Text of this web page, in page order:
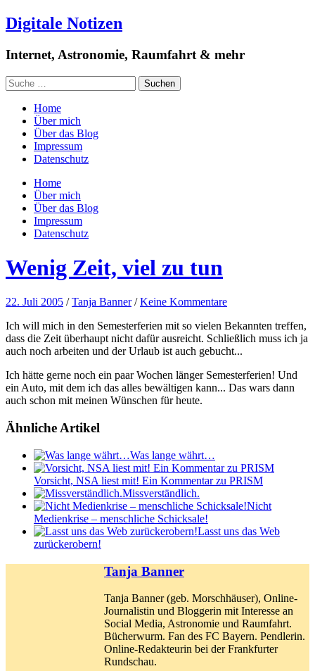
Digitale Notizen
Internet, Astronomie, Raumfahrt & mehr
Home
Über mich
Über das Blog
Impressum
Datenschutz
Home
Über mich
Über das Blog
Impressum
Datenschutz
Wenig Zeit, viel zu tun
22. Juli 2005 /Tanja Banner /Keine Kommentare
Ich will mich in den Semesterferien mit so vielen Bekannten treffen,
dass die Zeit überhaupt nicht dafür ausreicht. Schließlich muss ich ja
auch noch arbeiten und der Urlaub ist auch gebucht...
Ich hätte gerne noch ein paar Wochen länger Semesterferien! Und
ein Auto, mit dem ich das alles bewältigen kann... Das wars dann
auch schon mit meinen Wünschen für heute.
Ähnliche Artikel
Was lange währt…
Vorsicht, NSA liest mit! Ein Kommentar zu PRISM
Missverständlich.
Nicht
Medienkrise – menschliche Schicksale!
Lasst uns das Web
zurückerobern!
Tanja Banner
Tanja Banner (geb. Morschhäuser), Online-
Journalistin und Bloggerin mit Interesse an
Social Media, Astronomie und Raumfahrt.
Bücherwurm. Fan des FC Bayern. Pendlerin.
Online-Redakteurin bei der Frankfurter
Rundschau.